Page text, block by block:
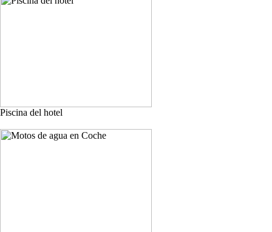
Piscina del hotel